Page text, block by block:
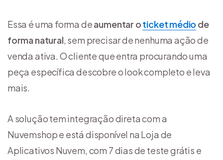
Essa é uma forma deaumentar oticket médio de
forma natural, sem precisar de nenhuma ação de
venda ativa. O cliente que entra procurando uma
peça específica descobre o look completo e leva
mais.
A solução tem integração direta com a
Nuvemshop e está disponível na Loja de
Aplicativos Nuvem, com 7 dias de teste grátis e